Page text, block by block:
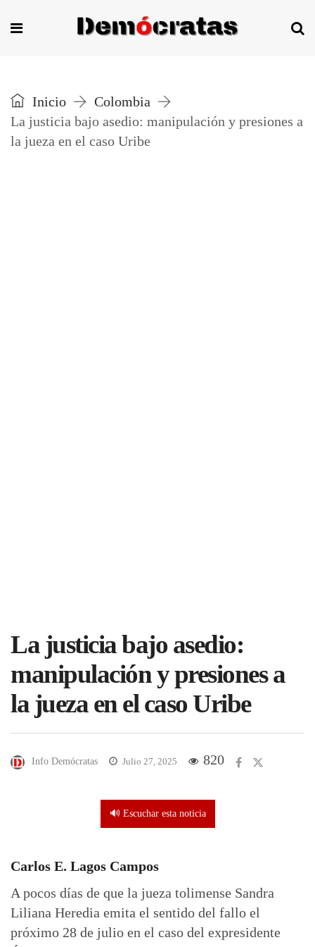
Inicio
Colombia
La justicia bajo asedio: manipulación y presiones a
la jueza en el caso Uribe
La justicia bajo asedio:
manipulación y presiones a
la jueza en el caso Uribe
Info Demócratas Julio 27, 2025 820
🔊 Escuchar esta noticia
Carlos E. Lagos Campos
A pocos días de que la jueza tolimense Sandra
Liliana Heredia emita el sentido del fallo el
próximo 28 de julio en el caso del expresidente